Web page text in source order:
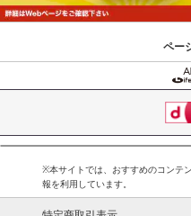
ペー
※本サイトでは、おすすめのコンテ
報を利用しています。